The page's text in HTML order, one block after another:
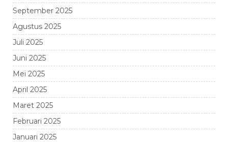
September 2025
Agustus 2025
Juli 2025
Juni 2025
Mei 2025
April 2025
Maret 2025
Februari 2025
Januari 2025